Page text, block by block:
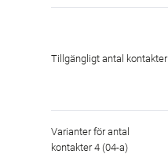
Tillgängligt antal kontakter
Varianter för antal
kontakter 4 (04-a)